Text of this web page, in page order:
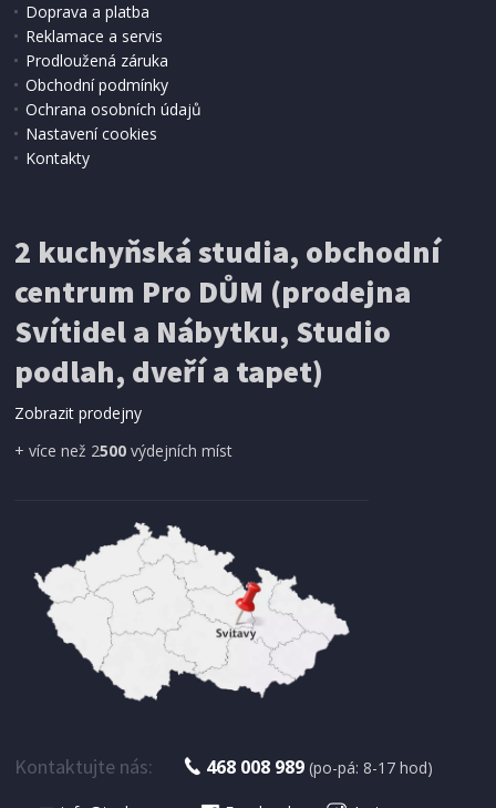
199 Kč Přidat do košíku
SÍŤ PROTI HMYZU
ProGarden KO-CY5910600 Síť proti hmyzu do
dveří magnetická 210 x 100 cm
179 Kč
Doprava a platba
Reklamace a servis
Prodloužená záruka
Obchodní podmínky
Ochrana osobních údajů
Nastavení cookies
Kontakty
2 kuchyňská studia, obchodní
centrum Pro DŮM (prodejna
Svítidel a Nábytku, Studio
podlah, dveří a tapet)
Zobrazit prodejny
+ více než 2500 výdejních míst
Kontaktujte nás: 468 008 989 (po-pá: 8-17 hod)